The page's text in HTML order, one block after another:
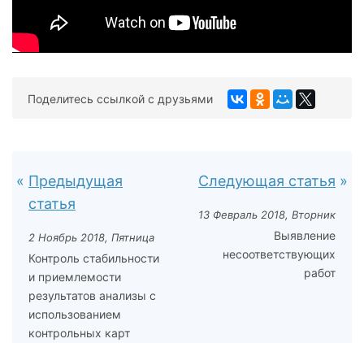
Поделитесь ссылкой с друзьями
Предыдущая
статья
2 Ноябрь 2018, Пятница
Контроль стабильности
и приемлемости
результатов анализы с
использованием
контрольных карт
Следующая статья
13 Февраль 2018, Вторник
Выявление
несоответствующих
работ